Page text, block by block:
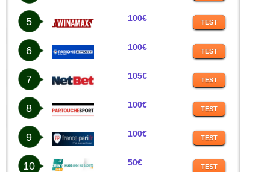
5 100€ TEST
6 100€ TEST
7 105€ TEST
8 100€ TEST
9 100€ TEST
10 50€ TEST